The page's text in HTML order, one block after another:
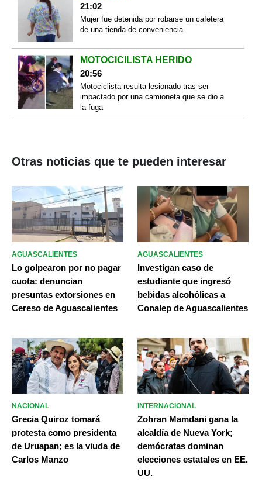
21:02
Mujer fue detenida por robarse un cafetera
de una tienda de conveniencia
MOTOCICILISTA HERIDO
20:56
Motociclista resulta lesionado tras ser
impactado por una camioneta que se dio a
la fuga
Otras noticias que te pueden interesar
AGUASCALIENTES
Lo golpearon por no pagar
cuota: denuncian
presuntas extorsiones en
Cereso de Aguascalientes
AGUASCALIENTES
Investigan caso de
estudiante que ingresó
bebidas alcohólicas a
Conalep de Aguascalientes
NACIONAL
Grecia Quiroz tomará
protesta como presidenta
de Uruapan; es la viuda de
Carlos Manzo
INTERNACIONAL
Zohran Mamdani gana la
alcaldía de Nueva York;
demócratas dominan
elecciones estatales en EE.
UU.